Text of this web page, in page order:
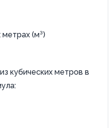
(м³)
кубических метров в
\times 1000